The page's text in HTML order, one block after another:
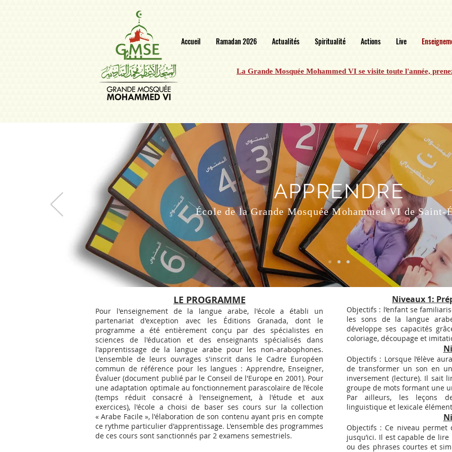
Accueil Ramadan 2026 Actualités Spiritualité Actions Live
La Grande Mosquée Mohammed VI se visite toute l'année,
APPRENDRE
École de la Grande Mosquée Mohammed VI de Saint-
LE PROGRAMME
Pour l'enseignement de la langue arabe, l'école a établi un
partenariat d'exception avec les Éditions Granada, dont le
programme a été entièrement conçu par des spécialistes en
sciences de l'éducation et des enseignants spécialisés dans
l'apprentissage de la langue arabe pour les non-arabophones.
L'ensemble de leurs ouvrages s'inscrit dans le Cadre Européen
commun de référence pour les langues : Apprendre, Enseigner,
Évaluer (document publié par le Conseil de l'Europe en 2001). Pour
une adaptation optimale au fonctionnement parascolaire de l’école
(temps réduit consacré à l'enseignement, à l'étude et aux
exercices), l'école a choisi de baser ses cours sur la collection
« Arabe Facile », l'élaboration de son contenu ayant pris en compte
ce rythme particulier d'apprentissage. L'ensemble des programmes
de ces cours sont sanctionnés par 2 examens semestriels.
Niveaux 1:
Objectifs : l’enfant se
les sons de la langue
développe ses capacités
coloriage, découpage et
Objectifs : Lorsque l’élève
de transformer un son en
inversement (lecture). Il sait
groupe de mots formant une
Par ailleurs, les leçons
linguistique et lexicale
Objectifs : Ce niveau permet
jusqu’ici. Il est capable de
ou des phrases courtes et